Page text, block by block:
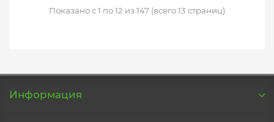
Показано с 1 по 12 из 147 (всего 13 страниц)
Информация